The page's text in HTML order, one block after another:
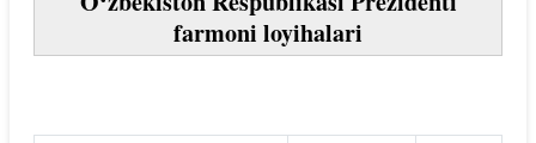
farmoni loyihalari